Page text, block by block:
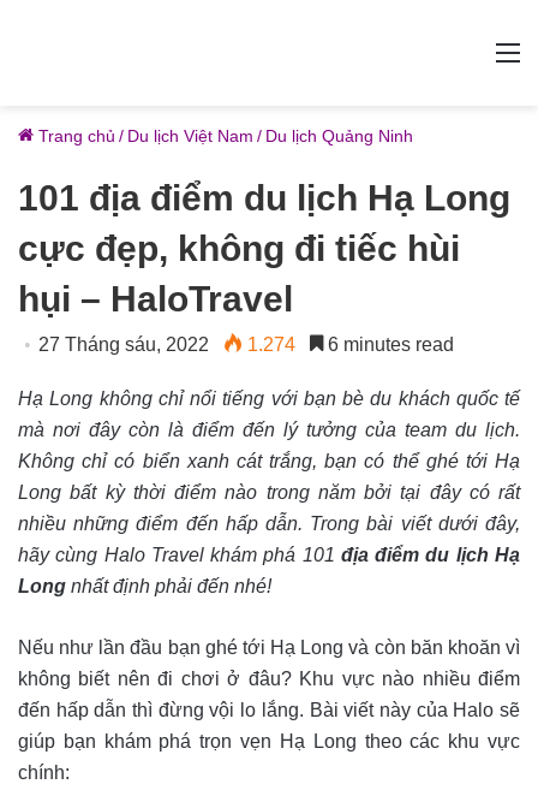
Trang chủ / Du lịch Việt Nam / Du lịch Quảng Ninh
101 địa điểm du lịch Hạ Long
cực đẹp, không đi tiếc hùi
hụi – HaloTravel
27 Tháng sáu, 2022 1.274 6 minutes read
Hạ Long không chỉ nổi tiếng với bạn bè du khách quốc tế
mà nơi đây còn là điểm đến lý tưởng của team du lịch.
Không chỉ có biển xanh cát trắng, bạn có thể ghé tới Hạ
Long bất kỳ thời điểm nào trong năm bởi tại đây có rất
nhiều những điểm đến hấp dẫn. Trong bài viết dưới đây,
hãy cùng Halo Travel khám phá 101 địa điểm du lịch Hạ
Long nhất định phải đến nhé!
Nếu như lần đầu bạn ghé tới Hạ Long và còn băn khoăn vì
không biết nên đi chơi ở đâu? Khu vực nào nhiều điểm
đến hấp dẫn thì đừng vội lo lắng. Bài viết này của Halo sẽ
giúp bạn khám phá trọn vẹn Hạ Long theo các khu vực
chính: